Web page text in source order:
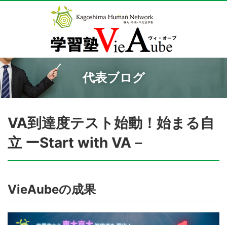
代表ブログ
VA到達度テスト始動！始まる自
立 ーStart with VA－
VieAubeの成果